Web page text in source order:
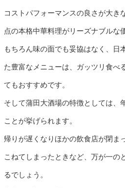
コストパフォーマンスの良さが大き
点の本格中華料理がリーズナブルな
もちろん味の面でも妥協はなく、日
た豊富なメニューは、ガッツリ食べ
てもおすすめです。
そして蒲田大酒場の特徴としては、
ことが挙げられます。
帰りが遅くなりほかの飲食店が閉ま
こねてしまったときなど、万が一の
るでしょう。